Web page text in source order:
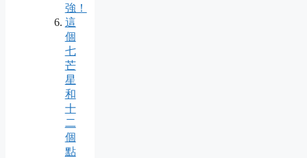
強！
這
個
七
芒
星
和
十
二
個
點